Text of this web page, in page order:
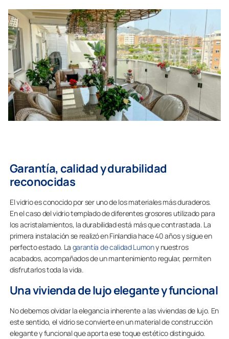
Garantía, calidad y durabilidad
reconocidas
El vidrio es conocido por ser uno de los materiales más duraderos.
En el caso del vidrio templado de diferentes grosores utilizado para
los acristalamientos, la durabilidad está más que contrastada. La
primera instalación se realizó en Finlandia hace 40 años y sigue en
perfecto estado. La garantía de calidad Lumony nuestros
acabados, acompañados de un mantenimiento regular, permiten
disfrutarlos toda la vida.
Una vivienda de lujo elegante y funcional
No debemos olvidar la elegancia inherente a las viviendas de lujo. En
este sentido, el vidrio se convierte en un material de construcción
elegante y funcional que aporta ese toque estético distinguido.